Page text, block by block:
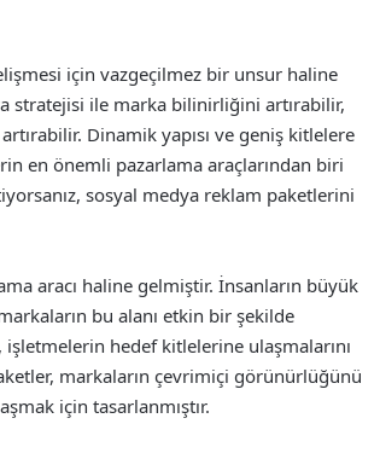
için vazgeçilmez bir unsur haline
stratejisi ile marka bilinirliğini artırabilir,
Dinamik yapısı ve geniş kitlelere
en önemli pazarlama araçlarından biri
sosyal medya reklam paketlerini
aracı haline gelmiştir. İnsanların büyük
bu alanı etkin bir şekilde
işletmelerin hedef kitlelerine ulaşmalarını
markaların çevrimiçi görünürlüğünü
için tasarlanmıştır.